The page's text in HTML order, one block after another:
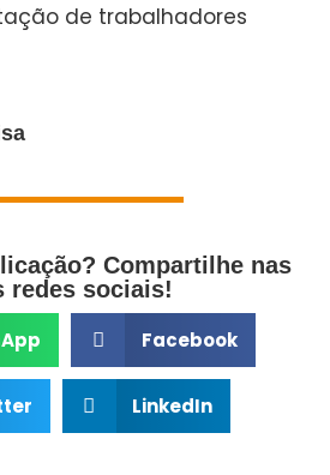
de trabalhadores
Compartilhe nas
redes sociais!
Facebook
LinkedIn